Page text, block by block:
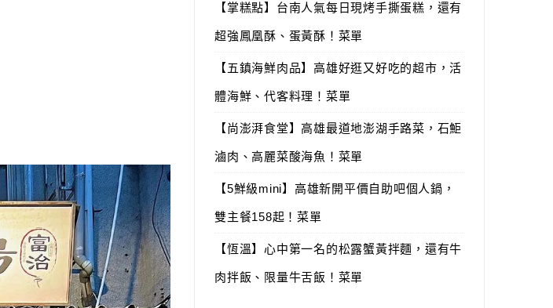
【掌糕點】台南人氣每日現烤手撕蛋糕，還有
超強鳳凰酥、蛋黃酥！菜單
【五鎮海鮮肉品】高雄好逛又好吃的超市，活
體海鮮、代客料理！菜單
【尚澎湃食堂】高雄最道地澎湖手路菜，石鮔
滷肉、高麗菜酸海魚！菜單
【5鮮級mini】高雄新開平價自助吧個人鍋，
雙主餐158起！菜單
【恆溫】心中第一名的松露蟹黃拌麵，還有牛
肉拌飯、限量牛舌飯！菜單